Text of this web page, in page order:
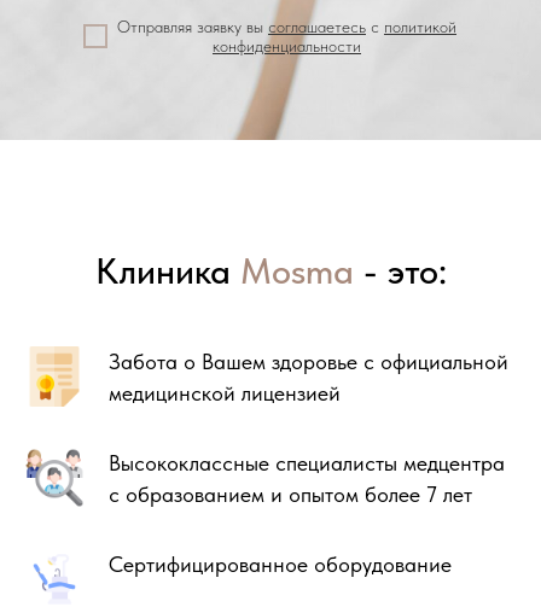
Отправляя заявку вы соглашаетесь с политикой
конфиденциальности
Клиника Mosma - это:
Забота о Вашем здоровье с официальной
медицинской лицензией
Высококлассные специалисты медцентра
с образованием и опытом более 7 лет
Сертифицированное оборудование